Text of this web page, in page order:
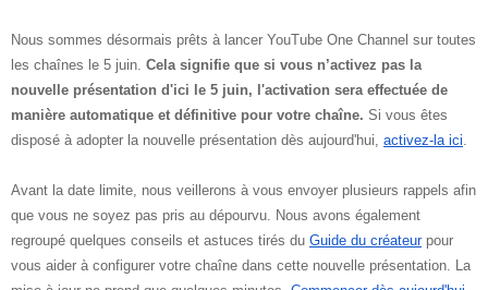
Nous sommes désormais prêts à lancer YouTube One Channel sur toutes
les chaînes le 5 juin. Cela signifie que si vous n’activez pas la
nouvelle présentation d'ici le 5 juin, l'activation sera effectuée de
manière automatique et définitive pour votre chaîne. Si vous êtes
disposé à adopter la nouvelle présentation dès aujourd'hui, activez-la ici.
Avant la date limite, nous veillerons à vous envoyer plusieurs rappels afin
que vous ne soyez pas pris au dépourvu. Nous avons également
regroupé quelques conseils et astuces tirés du Guide du créateur pour
vous aider à configurer votre chaîne dans cette nouvelle présentation. La